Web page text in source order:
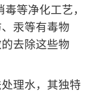
等净化工艺，
汞等有毒物
去除这些物
理水，其独特